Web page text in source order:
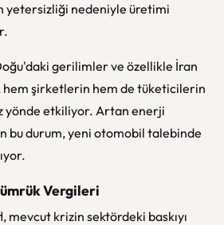
yetersizliği nedeniyle üretimi
gerilimler ve özellikle İran
hem şirketlerin hem de tüketicilerin
yönde etkiliyor. Artan enerji
bu durum, yeni otomobil talebinde
Vergileri
, mevcut krizin sektördeki baskıyı